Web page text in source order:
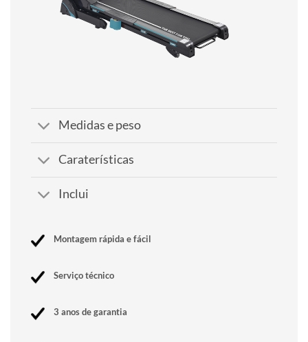
Medidas e peso
Caraterísticas
Inclui
Montagem rápida e fácil
Serviço técnico
3 anos de garantia